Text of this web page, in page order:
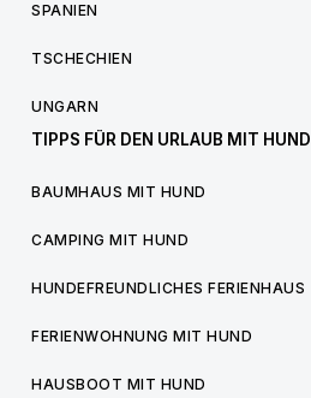
SPANIEN
TSCHECHIEN
UNGARN
TIPPS FÜR DEN URLAUB MIT HUND
BAUMHAUS MIT HUND
CAMPING MIT HUND
HUNDEFREUNDLICHES FERIENHAUS
FERIENWOHNUNG MIT HUND
HAUSBOOT MIT HUND